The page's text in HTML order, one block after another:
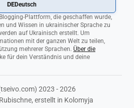
Plattform, die geschaffen wurde,
und Wissen in ukrainischer Sprache zu
auf Ukrainisch erstellt. Um
mit der ganzen Welt zu teilen,
mehrerer Sprachen. Über die
für dein Verständnis und deine
DEDeutsch
2023 - 2026
erstellt in Kolomyja